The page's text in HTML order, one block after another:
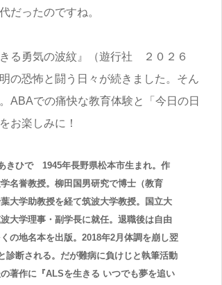
だったのですね。
勇気の波紋』（遊行社 ２０２６
の恐怖と闘う日々が続きました。そん
ABAでの痛快な教育体験と「今日の日
お楽しみに！
きひで 1945年長野県松本市生まれ。作
名誉教授。柳田国男研究で博士（教育
大学助教授を経て筑波大学教授。国立大
大学理事・副学長に就任。退職後は自由
の地名本を出版。2018年2月体調を崩し翌
診断される。だが難病に負けじと執筆活動
著作に『ALSを生きる いつでも夢を追い